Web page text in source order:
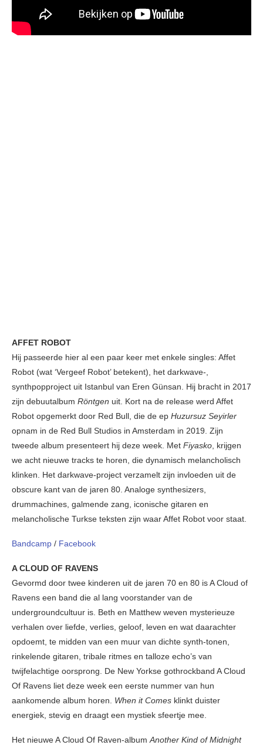
AFFET ROBOT
Hij passeerde hier al een paar keer met enkele singles: Affet
Robot (wat ‘Vergeef Robot’ betekent), het darkwave-,
synthpopproject uit Istanbul van Eren Günsan. Hij bracht in 2017
zijn debuutalbum Röntgen uit. Kort na de release werd Affet
Robot opgemerkt door Red Bull, die de ep Huzursuz Seyirler
opnam in de Red Bull Studios in Amsterdam in 2019. Zijn
tweede album presenteert hij deze week. Met Fiyasko, krijgen
we acht nieuwe tracks te horen, die dynamisch melancholisch
klinken. Het darkwave-project verzamelt zijn invloeden uit de
obscure kant van de jaren 80. Analoge synthesizers,
drummachines, galmende zang, iconische gitaren en
melancholische Turkse teksten zijn waar Affet Robot voor staat.
Bandcamp / Facebook
A CLOUD OF RAVENS
Gevormd door twee kinderen uit de jaren 70 en 80 is A Cloud of
Ravens een band die al lang voorstander van de
undergroundcultuur is. Beth en Matthew weven mysterieuze
verhalen over liefde, verlies, geloof, leven en wat daarachter
opdoemt, te midden van een muur van dichte synth-tonen,
rinkelende gitaren, tribale ritmes en talloze echo’s van
twijfelachtige oorsprong. De New Yorkse gothrockband A Cloud
Of Ravens liet deze week een eerste nummer van hun
aankomende album horen. When it Comes klinkt duister
energiek, stevig en draagt een mystiek sfeertje mee.
Het nieuwe A Cloud Of Raven-albumAnother Kind of Midnight